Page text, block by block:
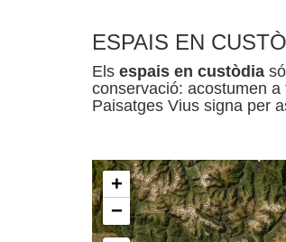
ESPAIS EN
Els espais en custòdia
conservació: acostumen
Paisatges Vius signa per
+
−